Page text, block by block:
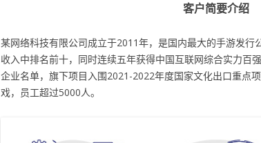
客户简要介绍
某网络科技有限公司成立于2011年，是国内最大的手游发
收入中排名前十，同时连续五年获得中国互联网综合实力百
企业名单，旗下项目入围2021-2022年度国家文化出口重点
戏，员工超过5000人。